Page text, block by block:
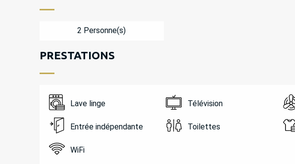
2 Personne(s)
PRESTATIONS
Lave linge Télévision
Entrée indépendante Toilettes
WiFi